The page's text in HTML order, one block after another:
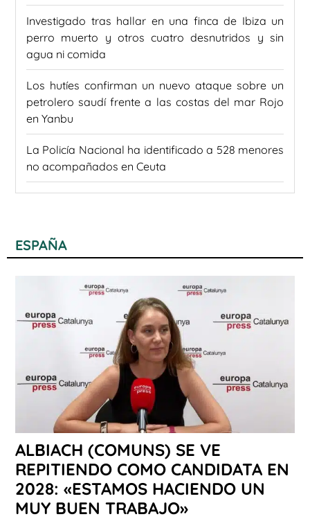
Investigado tras hallar en una finca de Ibiza un
perro muerto y otros cuatro desnutridos y sin
agua ni comida
Los hutíes confirman un nuevo ataque sobre un
petrolero saudí frente a las costas del mar Rojo
en Yanbu
La Policía Nacional ha identificado a 528 menores
no acompañados en Ceuta
ESPAÑA
ALBIACH (COMUNS) SE VE
REPITIENDO COMO CANDIDATA EN
2028: «ESTAMOS HACIENDO UN
MUY BUEN TRABAJO»